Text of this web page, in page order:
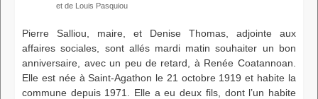
et de Louis Pasquiou
Pierre Salliou, maire, et Denise Thomas, adjointe aux
affaires sociales, sont allés mardi matin souhaiter un bon
anniversaire, avec un peu de retard, à Renée Coatannoan.
Elle est née à Saint-Agathon le 21 octobre 1919 et habite la
commune depuis 1971. Elle a eu deux fils, dont l’un habite